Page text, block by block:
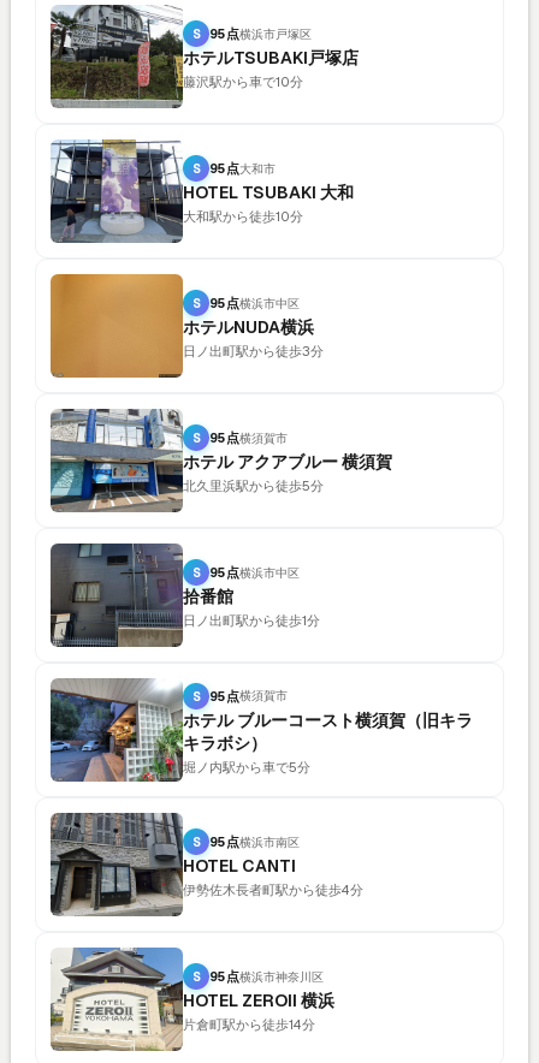
S 95点横浜市戸塚区
ホテルTSUBAKI戸塚店
藤沢駅から車で10分
S 95点大和市
HOTEL TSUBAKI 大和
大和駅から徒歩10分
S 95点横浜市中区
ホテルNUDA横浜
日ノ出町駅から徒歩3分
S 95点横須賀市
ホテル アクアブルー 横須賀
北久里浜駅から徒歩5分
S 95点横浜市中区
拾番館
日ノ出町駅から徒歩1分
S 95点横須賀市
ホテル ブルーコースト横須賀（旧キラ
キラボシ）
堀ノ内駅から車で5分
S 95点横浜市南区
HOTEL CANTI
伊勢佐木長者町駅から徒歩4分
S 95点横浜市神奈川区
HOTEL ZEROII 横浜
片倉町駅から徒歩14分